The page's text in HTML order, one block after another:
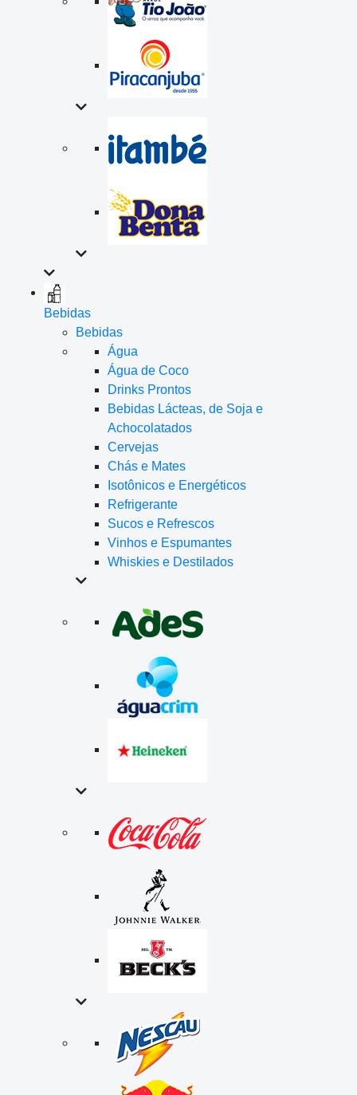
Bebidas
Bebidas
Água
Água de Coco
Drinks Prontos
Bebidas Lácteas, de Soja e
Achocolatados
Cervejas
Chás e Mates
Isotônicos e Energéticos
Refrigerante
Sucos e Refrescos
Vinhos e Espumantes
Whiskies e Destilados